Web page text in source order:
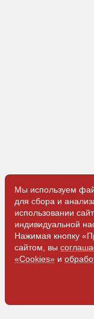
Мы используем
для сбора и
использовании
индивидуальной
Нажимая кнопку
сайтом, вы
«Cookies» и